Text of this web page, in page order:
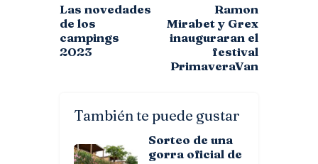
Las novedades
de los
campings
2023
Ramon
Mirabet y Grex
inauguraran el
festival
PrimaveraVan
También te puede gustar
Sorteo de una
gorra oficial de